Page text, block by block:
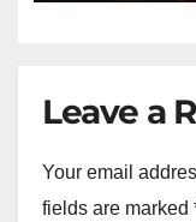
Leave a
Your email
fields are marked